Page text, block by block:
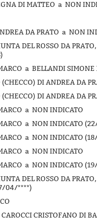
DI MATTEO a NON
DA PRATO a NON
DEL ROSSO DA
a BELLANDI
(CHECCO) DI ANDREA
(CHECCO) DI ANDREA
a NON INDICATO
a NON INDICATO
a NON INDICATO
a NON INDICATO
a NON INDICATO
DEL ROSSO DA
04/****)
CRISTOFANO DI